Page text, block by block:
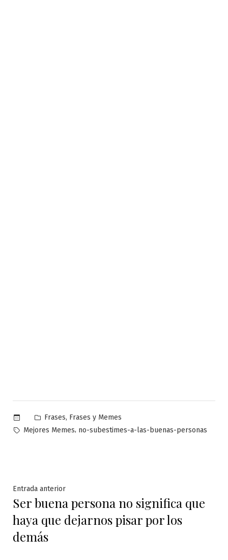
Publicado
en
Frases, Frases y Memes
Etiquetas:
Mejores Memes, no-subestimes-a-las-buenas-personas
Navegación
de
entradas
Entrada anteriorEntrada
anterior:
Ser buena persona no significa que
haya que dejarnos pisar por los
demás